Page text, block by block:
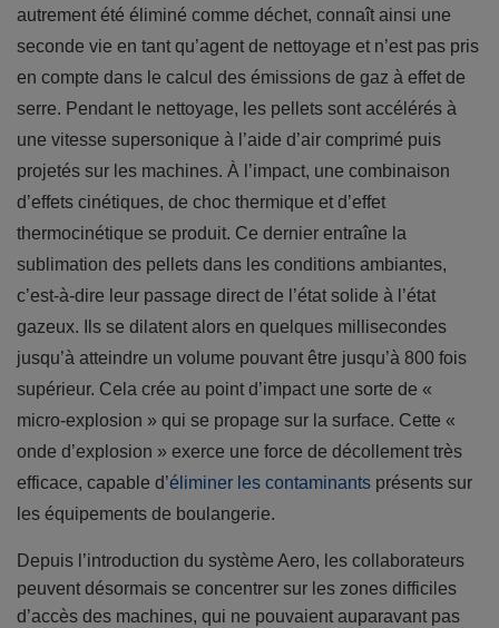
autrement été éliminé comme déchet, connaît ainsi une
seconde vie en tant qu’agent de nettoyage et n’est pas pris
en compte dans le calcul des émissions de gaz à effet de
serre. Pendant le nettoyage, les pellets sont accélérés à
une vitesse supersonique à l’aide d’air comprimé puis
projetés sur les machines. À l’impact, une combinaison
d’effets cinétiques, de choc thermique et d’effet
thermocinétique se produit. Ce dernier entraîne la
sublimation des pellets dans les conditions ambiantes,
c’est-à-dire leur passage direct de l’état solide à l’état
gazeux. Ils se dilatent alors en quelques millisecondes
jusqu’à atteindre un volume pouvant être jusqu’à 800 fois
supérieur. Cela crée au point d’impact une sorte de «
micro-explosion » qui se propage sur la surface. Cette «
onde d’explosion » exerce une force de décollement très
efficace, capable d’éliminer les contaminants présents sur
les équipements de boulangerie.
Depuis l’introduction du système Aero, les collaborateurs
peuvent désormais se concentrer sur les zones difficiles
d’accès des machines, qui ne pouvaient auparavant pas